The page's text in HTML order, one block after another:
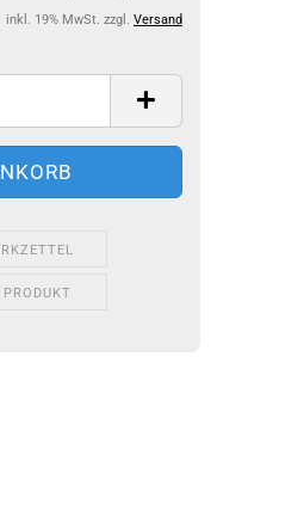
inkl. 19% MwSt. zzgl. Versand